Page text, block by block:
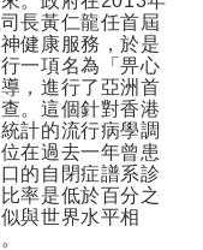
長黃仁龍任首屆
健康服務，於是
一項名為「畀心
，進行了亞洲首
。這個針對香港
計的流行病學調
在過去一年曾患
的自閉症譜系診
率是低於百分之
與世界水平相